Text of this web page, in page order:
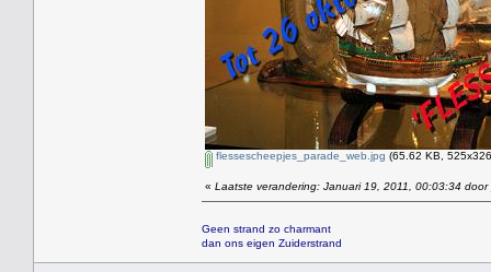
flessescheepjes_parade_web.jpg (65.62 KB,
« Laatste verandering: Januari 19, 2011, 00:03:34 door
Geen strand zo charmant
dan ons eigen Zuiderstrand